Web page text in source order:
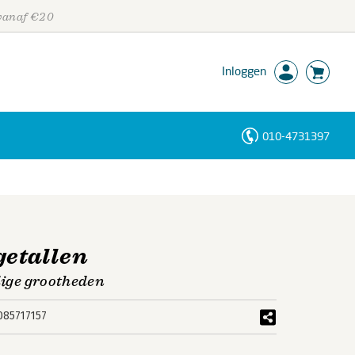
€20
Inloggen
010-4731397
grootheden
Personen